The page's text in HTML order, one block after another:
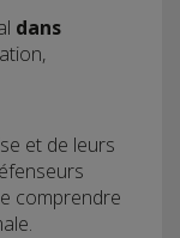
dans
et de leurs
comprendre